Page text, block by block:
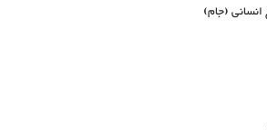
انسانی (جام)